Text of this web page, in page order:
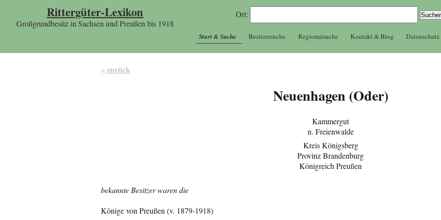
Rittergüter-Lexikon
Großgrundbesitz in Sachsen und Preußen bis 1918
Ort:
Start & Suche Besitzersuche Regionalsuche Kontakt & Blog Datenschutz
« zurück
Neuenhagen (Oder)
Kammergut
n. Freienwalde
Kreis Königsberg
Provinz Brandenburg
Königreich Preußen
bekannte Besitzer waren die
Könige von Preußen (v. 1879-1918)